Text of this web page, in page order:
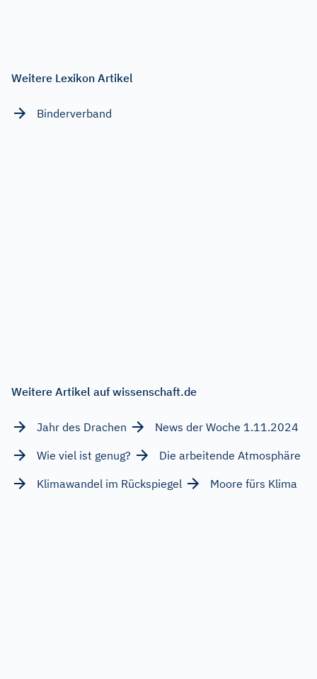
Weitere Lexikon Artikel
Binderverband
Weitere Artikel auf wissenschaft.de
Jahr des Drachen
News der Woche 1.11.2024
Wie viel ist genug?
Die arbeitende Atmosphäre
Klimawandel im Rückspiegel
Moore fürs Klima